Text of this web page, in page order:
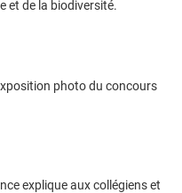
et de la biodiversité.
photo du concours
explique aux collégiens et